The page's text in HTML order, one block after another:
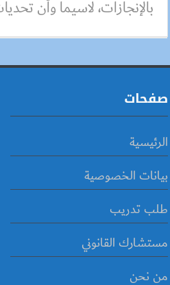
بالإنجازات، لاسيما وأن
صفحات
الرئيسية
بيانات الخصوصية
طلب تدريب
مستشارك القانوني
من نحن